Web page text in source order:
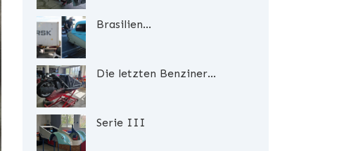
Brasilien...
Die letzten Benziner...
Serie III